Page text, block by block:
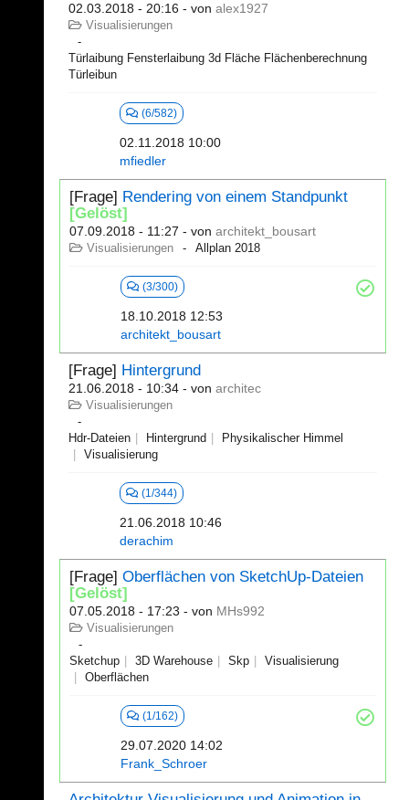
02.03.2018 - 20:16 - von alex1927
Visualisierungen
Türlaibung Fensterlaibung 3d Fläche Flächenberechnung
Türleibun
(6/582)
02.11.2018 10:00
mfiedler
[Frage] Rendering von einem Standpunkt
[Gelöst]
07.09.2018 - 11:27 - von architekt_bousart
Visualisierungen Allplan 2018
(3/300)
18.10.2018 12:53
architekt_bousart
[Frage] Hintergrund
21.06.2018 - 10:34 - von architec
Visualisierungen
Hdr-Dateien Hintergrund
Physikalischer Himmel
Visualisierung
(1/344)
21.06.2018 10:46
derachim
[Frage] Oberflächen von SketchUp-Dateien
[Gelöst]
07.05.2018 - 17:23 - von MHs992
Visualisierungen
Sketchup 3D Warehouse Skp
Visualisierung
Oberflächen
(1/162)
29.07.2020 14:02
Frank_Schroer